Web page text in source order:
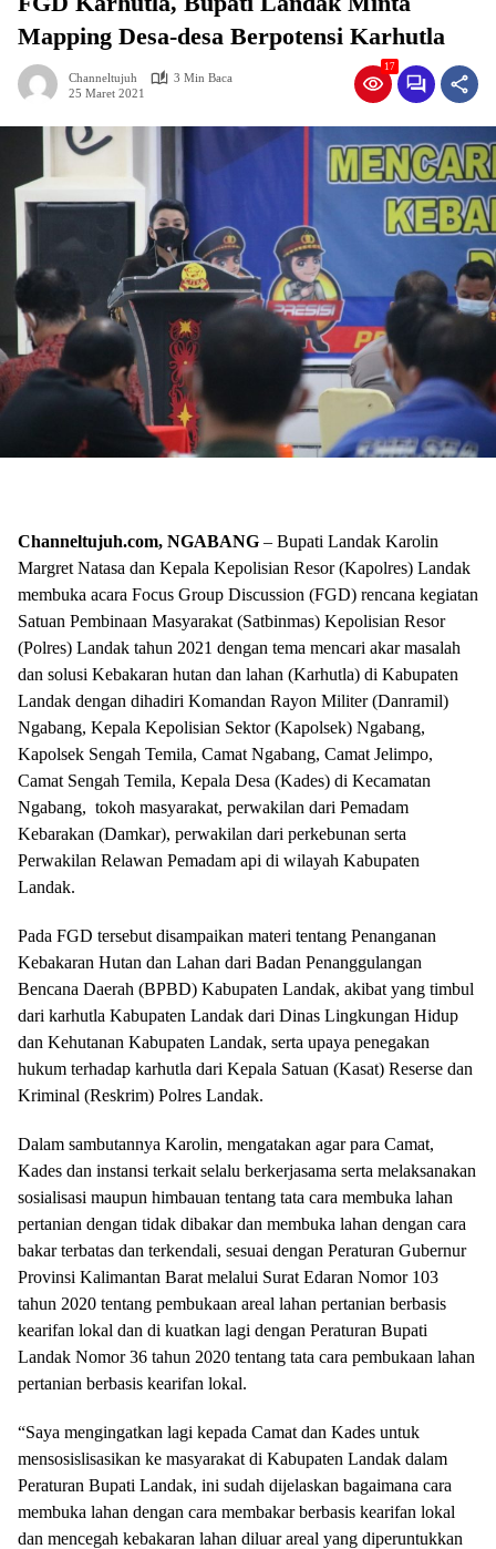
Mapping Desa-desa Berpotensi Karhutla
Channeltujuh
3 Min Baca
25 Maret 2021
17
Channeltujuh.com, NGABANG – Bupati Landak Karolin
Margret Natasa dan Kepala Kepolisian Resor (Kapolres) Landak
membuka acara Focus Group Discussion (FGD) rencana kegiatan
Satuan Pembinaan Masyarakat (Satbinmas) Kepolisian Resor
(Polres) Landak tahun 2021 dengan tema mencari akar masalah
dan solusi Kebakaran hutan dan lahan (Karhutla) di Kabupaten
Landak dengan dihadiri Komandan Rayon Militer (Danramil)
Ngabang, Kepala Kepolisian Sektor (Kapolsek) Ngabang,
Kapolsek Sengah Temila, Camat Ngabang, Camat Jelimpo,
Camat Sengah Temila, Kepala Desa (Kades) di Kecamatan
Ngabang, tokoh masyarakat, perwakilan dari Pemadam
Kebarakan (Damkar), perwakilan dari perkebunan serta
Perwakilan Relawan Pemadam api di wilayah Kabupaten
Landak.
Pada FGD tersebut disampaikan materi tentang Penanganan
Kebakaran Hutan dan Lahan dari Badan Penanggulangan
Bencana Daerah (BPBD) Kabupaten Landak, akibat yang timbul
dari karhutla Kabupaten Landak dari Dinas Lingkungan Hidup
dan Kehutanan Kabupaten Landak, serta upaya penegakan
hukum terhadap karhutla dari Kepala Satuan (Kasat) Reserse dan
Kriminal (Reskrim) Polres Landak.
Dalam sambutannya Karolin, mengatakan agar para Camat,
Kades dan instansi terkait selalu berkerjasama serta melaksanakan
sosialisasi maupun himbauan tentang tata cara membuka lahan
pertanian dengan tidak dibakar dan membuka lahan dengan cara
bakar terbatas dan terkendali, sesuai dengan Peraturan Gubernur
Provinsi Kalimantan Barat melalui Surat Edaran Nomor 103
tahun 2020 tentang pembukaan areal lahan pertanian berbasis
kearifan lokal dan di kuatkan lagi dengan Peraturan Bupati
Landak Nomor 36 tahun 2020 tentang tata cara pembukaan lahan
pertanian berbasis kearifan lokal.
“Saya mengingatkan lagi kepada Camat dan Kades untuk
mensosislisasikan ke masyarakat di Kabupaten Landak dalam
Peraturan Bupati Landak, ini sudah dijelaskan bagaimana cara
membuka lahan dengan cara membakar berbasis kearifan lokal
dan mencegah kebakaran lahan diluar areal yang diperuntukkan